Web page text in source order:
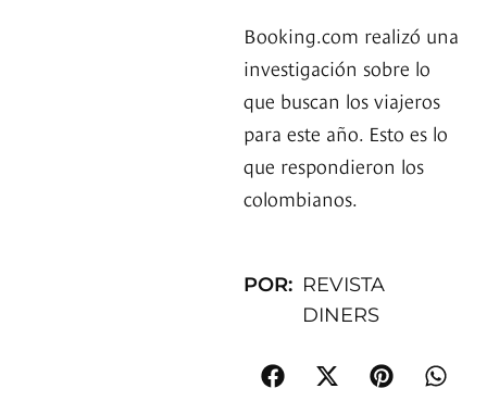
Booking.com realizó una
investigación sobre lo
que buscan los viajeros
para este año. Esto es lo
que respondieron los
colombianos.
POR: REVISTA
DINERS